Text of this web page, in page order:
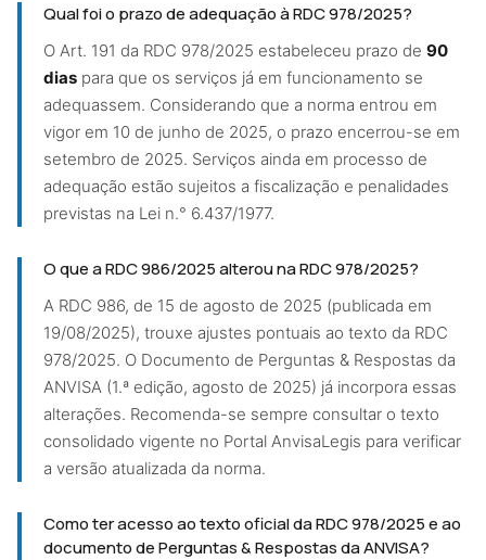
Qual foi o prazo de adequação à RDC 978/2025?
O Art. 191 da RDC 978/2025 estabeleceu prazo de 90
dias para que os serviços já em funcionamento se
adequassem. Considerando que a norma entrou em
vigor em 10 de junho de 2025, o prazo encerrou-se em
setembro de 2025. Serviços ainda em processo de
adequação estão sujeitos a fiscalização e penalidades
previstas na Lei n.° 6.437/1977.
O que a RDC 986/2025 alterou na RDC 978/2025?
A RDC 986, de 15 de agosto de 2025 (publicada em
19/08/2025), trouxe ajustes pontuais ao texto da RDC
978/2025. O Documento de Perguntas & Respostas da
ANVISA (1.ª edição, agosto de 2025) já incorpora essas
alterações. Recomenda-se sempre consultar o texto
consolidado vigente no Portal AnvisaLegis para verificar
a versão atualizada da norma.
Como ter acesso ao texto oficial da RDC 978/2025 e ao
documento de Perguntas & Respostas da ANVISA?